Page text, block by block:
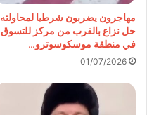
مهاجرون يضربون شرطيا لمحاولته
حل نزاع بالقرب من مركز للتسوق
في منطقة موسكوسوترو…
01/07/2026